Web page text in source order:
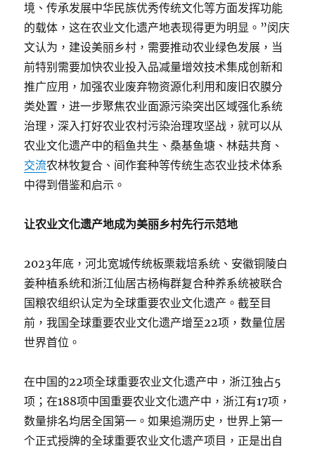
境、传承发展中华民族优秀传统文化等方面发挥功能
的载体，这在农业文化遗产地表现得更为明显。”闵庆
文认为，建设美丽乡村，需要推动农业绿色发展，当
前特别需要加快农业投入品减量增效技术集成创新和
推广应用，加强农业废弃物资源化利用和废旧农膜分
类处置，进一步聚焦农业面源污染突出区域强化系统
治理，深入打好农业农村污染治理攻坚战，就可以从
农业文化遗产中的稻鱼共生、桑基鱼塘、林菇共育、
交流农林牧复合、间作套种等传统生态农业技术体系
中得到借鉴和启示。
让农业文化遗产地成为美丽乡村先行示范地
2023年底，河北宽城传统板栗栽培系统、安徽铜陵白
姜种植系统和浙江仙居古杨梅群复合种养系统被联合
国粮农组织认定为全球重要农业文化遗产。截至目
前，我国全球重要农业文化遗产增至22项，数量位居
世界首位。
在中国的22项全球重要农业文化遗产中，浙江独占5
项；在188项中国重要农业文化遗产中，浙江有17项，
数量排名均居全国第一。如果追溯历史，世界上第一
个正式授牌的全球重要农业文化遗产项目，正是出自